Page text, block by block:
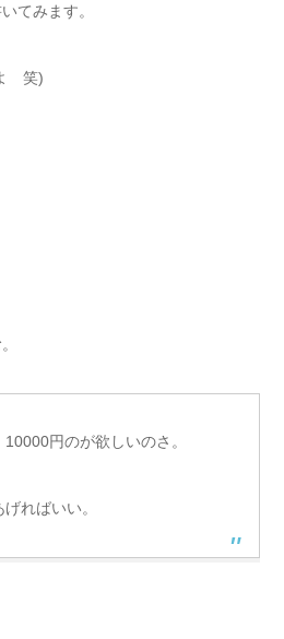
てみます。
笑)
円のが欲しいのさ。
ればいい。